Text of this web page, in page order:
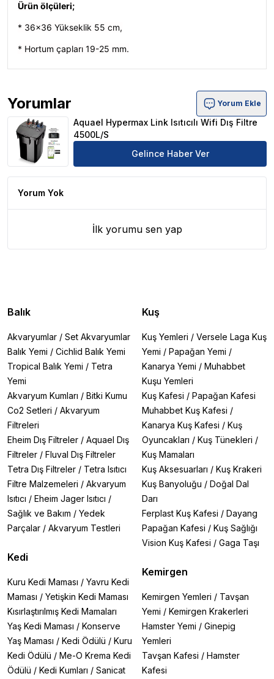
Ürün ölçüleri;
* 36x36 Yükseklik 55 cm,
* Hortum çapları 19-25 mm.
Yorumlar
Aquael Hypermax Link Isıtıcılı Wifi Dış Filtre 4500L/S
Yorum Ekle
Aquael Hypermax Link Isıtıcılı Wifi Dış Filtre
4500L/S
Gelince Haber Ver
Yorum Yok
İlk yorumu sen yap
Balık
Akvaryumlar / Set Akvaryumlar
Balık Yemi / Cichlid Balık Yemi
Tropical Balık Yemi / Tetra
Yemi
Akvaryum Kumları / Bitki Kumu
Co2 Setleri / Akvaryum
Filtreleri
Eheim Dış Filtreler / Aquael Dış
Filtreler / Fluval Dış Filtreler
Tetra Dış Filtreler / Tetra Isıtıcı
Filtre Malzemeleri / Akvaryum
Isıtıcı / Eheim Jager Isıtıcı /
Sağlık ve Bakım / Yedek
Parçalar / Akvaryum Testleri
Kedi
Kuru Kedi Maması / Yavru Kedi
Maması / Yetişkin Kedi Maması
Kısırlaştırılmış Kedi Mamaları
Yaş Kedi Maması / Konserve
Yaş Maması / Kedi Ödülü / Kuru
Kedi Ödülü / Me-O Krema Kedi
Ödülü / Kedi Kumları / Sanicat
Kuş
Kuş Yemleri / Versele Laga Kuş
Yemi / Papağan Yemi /
Kanarya Yemi / Muhabbet
Kuşu Yemleri
Kuş Kafesi / Papağan Kafesi
Muhabbet Kuş Kafesi /
Kanarya Kuş Kafesi / Kuş
Oyuncakları / Kuş Tünekleri /
Kuş Mamaları
Kuş Aksesuarları / Kuş Krakeri
Kuş Banyoluğu / Doğal Dal
Darı
Ferplast Kuş Kafesi / Dayang
Papağan Kafesi / Kuş Sağlığı
Vision Kuş Kafesi / Gaga Taşı
Kemirgen
Kemirgen Yemleri / Tavşan
Yemi / Kemirgen Krakerleri
Hamster Yemi / Ginepig
Yemleri
Tavşan Kafesi / Hamster
Kafesi